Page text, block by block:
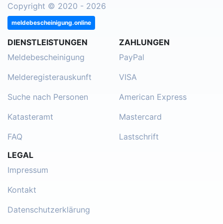
Copyright © 2020 - 2026
meldebescheinigung.online
DIENSTLEISTUNGEN
Meldebescheinigung
Melderegisterauskunft
Suche nach Personen
Katasteramt
FAQ
ZAHLUNGEN
PayPal
VISA
American Express
Mastercard
Lastschrift
LEGAL
Impressum
Kontakt
Datenschutzerklärung